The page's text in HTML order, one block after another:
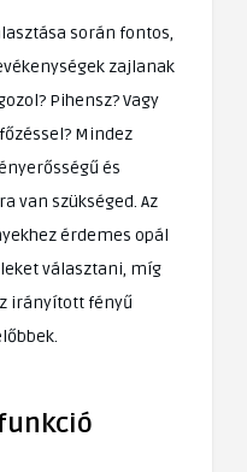
során fontos,
zajlanak
Pihensz? Vagy
Mindez
és
van szükséged. Az
érdemes opál
választani, míg
irányított fényű